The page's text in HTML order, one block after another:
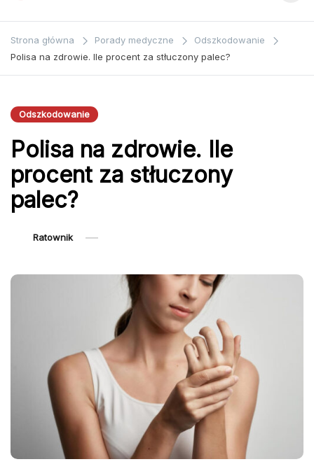
Ratownik
Medyczny
zagadnieniom z
bezpośrednio
medycznego.
Strona główna Porady medyczne
Odszkodowanie
Polisa na zdrowie. Ile procent za stłuczony palec?
Odszkodowanie
Polisa na zdrowie. Ile
procent za stłuczony
palec?
Ratownik